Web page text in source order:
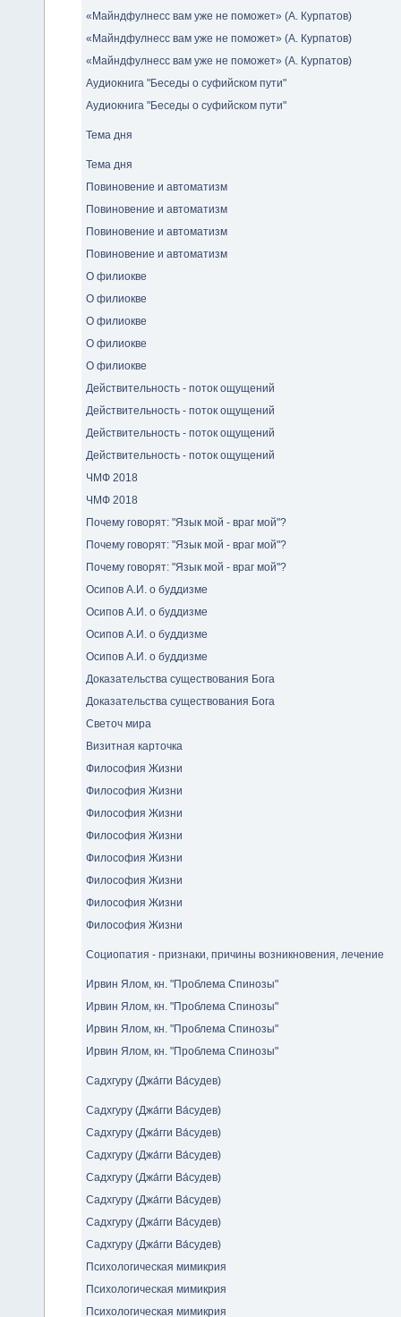
«Майндфулнесс вам уже не поможет» (А. Курпатов)
«Майндфулнесс вам уже не поможет» (А. Курпатов)
«Майндфулнесс вам уже не поможет» (А. Курпатов)
Аудиокнига "Беседы о суфийском пути"
Аудиокнига "Беседы о суфийском пути"
Тема дня
Тема дня
Повиновение и автоматизм
Повиновение и автоматизм
Повиновение и автоматизм
Повиновение и автоматизм
О филиокве
О филиокве
О филиокве
О филиокве
О филиокве
Действительность - поток ощущений
Действительность - поток ощущений
Действительность - поток ощущений
Действительность - поток ощущений
ЧМФ 2018
ЧМФ 2018
Почему говорят: "Язык мой - враг мой"?
Почему говорят: "Язык мой - враг мой"?
Почему говорят: "Язык мой - враг мой"?
Осипов А.И. о буддизме
Осипов А.И. о буддизме
Осипов А.И. о буддизме
Осипов А.И. о буддизме
Доказательства существования Бога
Доказательства существования Бога
Светоч мира
Визитная карточка
Философия Жизни
Философия Жизни
Философия Жизни
Философия Жизни
Философия Жизни
Философия Жизни
Философия Жизни
Философия Жизни
Социопатия - признаки, причины возникновения, лечение
Ирвин Ялом, кн. "Проблема Спинозы"
Ирвин Ялом, кн. "Проблема Спинозы"
Ирвин Ялом, кн. "Проблема Спинозы"
Ирвин Ялом, кн. "Проблема Спинозы"
Садхгуру (Джа́гги Ва́судев)
Садхгуру (Джа́гги Ва́судев)
Садхгуру (Джа́гги Ва́судев)
Садхгуру (Джа́гги Ва́судев)
Садхгуру (Джа́гги Ва́судев)
Садхгуру (Джа́гги Ва́судев)
Садхгуру (Джа́гги Ва́судев)
Садхгуру (Джа́гги Ва́судев)
Психологическая мимикрия
Психологическая мимикрия
Психологическая мимикрия